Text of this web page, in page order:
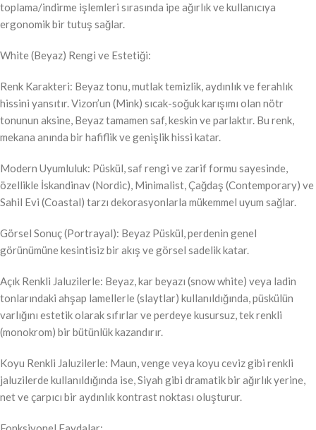
toplama/indirme işlemleri sırasında ipe ağırlık ve kullanıcıya
ergonomik bir tutuş sağlar.
White (Beyaz) Rengi ve Estetiği:
Renk Karakteri: Beyaz tonu, mutlak temizlik, aydınlık ve ferahlık
hissini yansıtır. Vizon’un (Mink) sıcak-soğuk karışımı olan nötr
tonunun aksine, Beyaz tamamen saf, keskin ve parlaktır. Bu renk,
mekana anında bir hafiflik ve genişlik hissi katar.
Modern Uyumluluk: Püskül, saf rengi ve zarif formu sayesinde,
özellikle İskandinav (Nordic), Minimalist, Çağdaş (Contemporary) ve
Sahil Evi (Coastal) tarzı dekorasyonlarla mükemmel uyum sağlar.
Görsel Sonuç (Portrayal): Beyaz Püskül, perdenin genel
görünümüne kesintisiz bir akış ve görsel sadelik katar.
Açık Renkli Jaluzilerle: Beyaz, kar beyazı (snow white) veya ladin
tonlarındaki ahşap lamellerle (slaytlar) kullanıldığında, püskülün
varlığını estetik olarak sıfırlar ve perdeye kusursuz, tek renkli
(monokrom) bir bütünlük kazandırır.
Koyu Renkli Jaluzilerle: Maun, venge veya koyu ceviz gibi renkli
jaluzilerde kullanıldığında ise, Siyah gibi dramatik bir ağırlık yerine,
net ve çarpıcı bir aydınlık kontrast noktası oluşturur.